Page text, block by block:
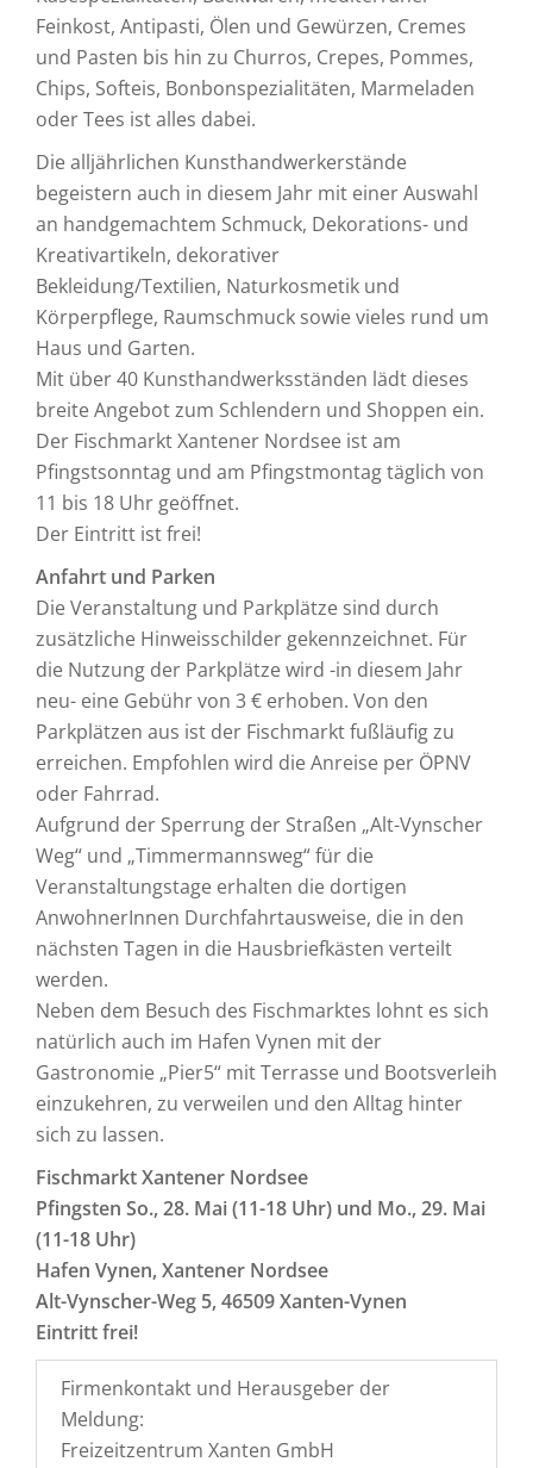
Feinkost, Antipasti, Ölen und Gewürzen, Cremes
und Pasten bis hin zu Churros, Crepes, Pommes,
Chips, Softeis, Bonbonspezialitäten, Marmeladen
oder Tees ist alles dabei.
Die alljährlichen Kunsthandwerkerstände
begeistern auch in diesem Jahr mit einer Auswahl
an handgemachtem Schmuck, Dekorations- und
Kreativartikeln, dekorativer
Bekleidung/Textilien, Naturkosmetik und
Körperpflege, Raumschmuck sowie vieles rund um
Haus und Garten.
Mit über 40 Kunsthandwerksständen lädt dieses
breite Angebot zum Schlendern und Shoppen ein.
Der Fischmarkt Xantener Nordsee ist am
Pfingstsonntag und am Pfingstmontag täglich von
11 bis 18 Uhr geöffnet.
Der Eintritt ist frei!
Anfahrt und Parken
Die Veranstaltung und Parkplätze sind durch
zusätzliche Hinweisschilder gekennzeichnet. Für
die Nutzung der Parkplätze wird -in diesem Jahr
neu- eine Gebühr von 3 € erhoben. Von den
Parkplätzen aus ist der Fischmarkt fußläufig zu
erreichen. Empfohlen wird die Anreise per ÖPNV
oder Fahrrad.
Aufgrund der Sperrung der Straßen „Alt-Vynscher
Weg“ und „Timmermannsweg“ für die
Veranstaltungstage erhalten die dortigen
AnwohnerInnen Durchfahrtausweise, die in den
nächsten Tagen in die Hausbriefkästen verteilt
werden.
Neben dem Besuch des Fischmarktes lohnt es sich
natürlich auch im Hafen Vynen mit der
Gastronomie „Pier5“ mit Terrasse und Bootsverleih
einzukehren, zu verweilen und den Alltag hinter
sich zu lassen.
Fischmarkt Xantener Nordsee
Pfingsten So., 28. Mai (11-18 Uhr) und Mo., 29. Mai
(11-18 Uhr)
Hafen Vynen, Xantener Nordsee
Alt-Vynscher-Weg 5, 46509 Xanten-Vynen
Eintritt frei!
Firmenkontakt und Herausgeber der
Meldung:
Freizeitzentrum Xanten GmbH